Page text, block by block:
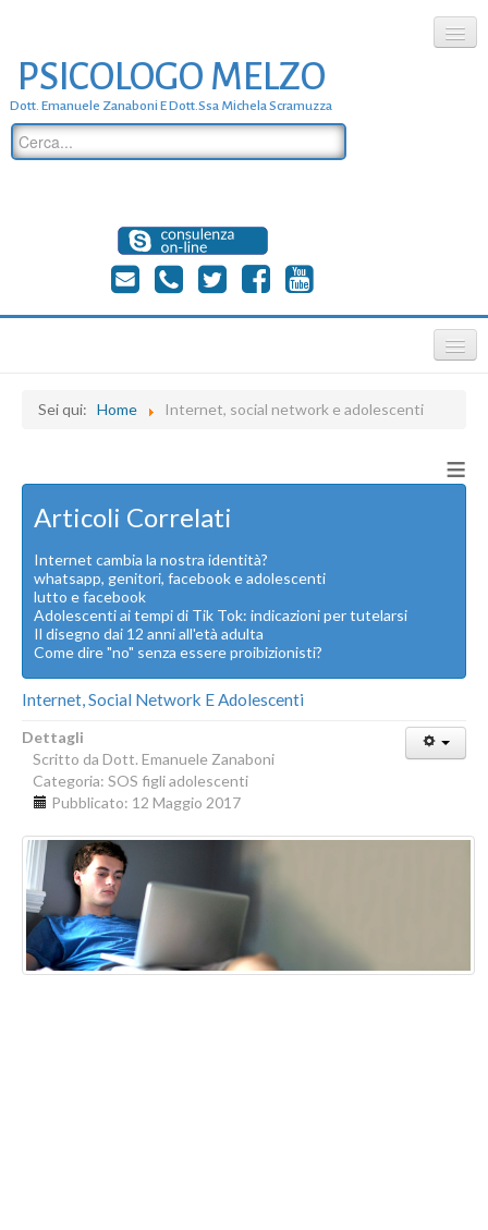
chi siamo
dove siamo
dott. Emanuele Zanaboni
dott.ssa michela scramuzza
PSICOLOGO MELZO
Dott. Emanuele Zanaboni E Dott.ssa Michela Scramuzza
Sei qui: Home Internet, social network e adolescenti
≡
Articoli Correlati
Internet cambia la nostra identità?
whatsapp, genitori, facebook e adolescenti
lutto e facebook
Adolescenti ai tempi di Tik Tok: indicazioni per tutelarsi
Il disegno dai 12 anni all'età adulta
Come dire "no" senza essere proibizionisti?
Internet, Social Network E Adolescenti
Dettagli
Scritto da Dott. Emanuele Zanaboni
Categoria: SOS figli adolescenti
Pubblicato: 12 Maggio 2017